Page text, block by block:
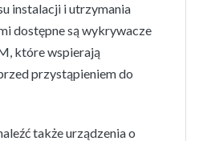
instalacji i utrzymania
dostępne są wykrywacze
które wspierają
przystąpieniem do
także urządzenia o